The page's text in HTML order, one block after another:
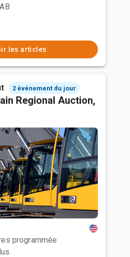
les articles
2 événement du jour
Regional Auction,
programmée